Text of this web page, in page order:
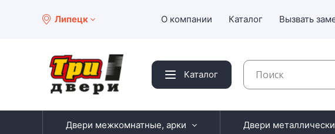
Липецк О компании Каталог Вызвать
Каталог
Двери межкомнатные, арки Двери